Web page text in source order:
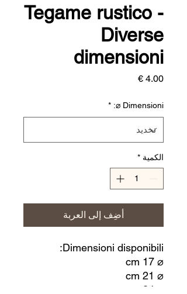
Tegame rustico -
Diverse
dimensioni
السعر
Dimensioni ⌀:
*
الكمية *
أضِف إلى العربة
Dimensioni disponibili:
⌀ 17 cm
⌀ 21 cm